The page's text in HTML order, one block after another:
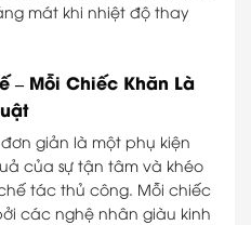
mát khi nhiệt độ thay
– Mỗi Chiếc Khăn Là
giản là một phụ kiện
của sự tận tâm và khéo
tác thủ công. Mỗi chiếc
các nghệ nhân giàu kinh